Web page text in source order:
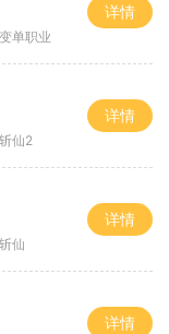
单职业
详情
仙2
详情
仙
详情
详情